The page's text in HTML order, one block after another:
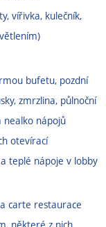
vířivka, kulečník,
bufetu, pozdní
zmrzlina, půlnoční
nealko nápojů
otevírací
teplé nápoje v lobby
carte restaurace